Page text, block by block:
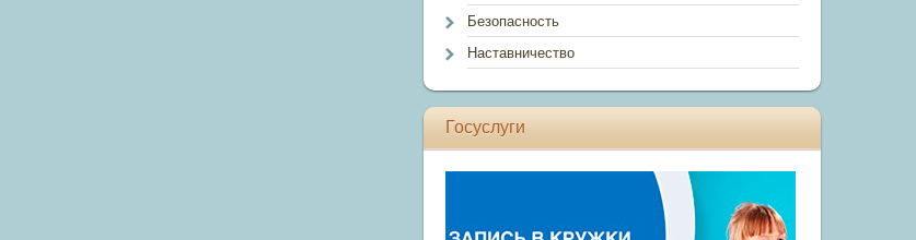
Безопасность
Наставничество
Госуслуги